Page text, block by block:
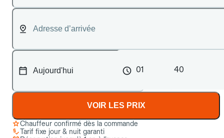
01 40
VOIR LES PRIX
Chauffeur confirmé dès la commande
Tarif fixe jour & nuit garanti